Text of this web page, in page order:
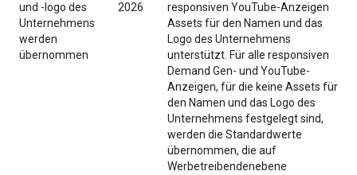
und -logo des
Unternehmens
werden
übernommen
2026
responsiven YouTube-Anzeigen
Assets für den Namen und das
Logo des Unternehmens
unterstützt. Für alle responsiven
Demand Gen- und YouTube-
Anzeigen, für die keine Assets für
den Namen und das Logo des
Unternehmens festgelegt sind,
werden die Standardwerte
übernommen, die auf
Werbetreibendenebene